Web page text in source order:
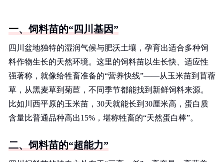
一、饲料苗的“四川基因”
四川盆地独特的湿润气候与肥沃土壤，孕育出适合多种饲
料作物生长的天然环境。这里的饲料苗以生长快、适应性
强著称，就像给牲畜准备的“营养快线”——从玉米苗到苜蓿
草，从黑麦草到菊苣，不同季节都能找到新鲜饲料来源。
比如川西平原的玉米苗，30天就能长到30厘米高，蛋白质
含量比普通品种高出15%，堪称牲畜的“天然蛋白棒”。
二、饲料苗的“超能力”